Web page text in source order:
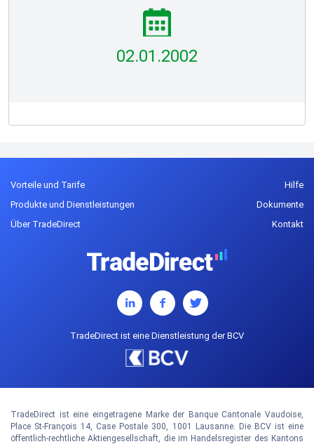
02.01.2002
Vorteile und Tarife
Produkte und Dienstleistungen
Über TradeDirect
Hilfe
Dokumente
Kontakt
TradeDirect ist eine Dienstleistung der BCV
TradeDirect ist eine eingetragene Marke der Banque Cantonale Vaudoise,
Place St-François 14, Case Postale 300, 1001 Lausanne. Die BCV ist eine
öffentlich-rechtliche Aktiengesellschaft, die im Handelsregister des Kantons